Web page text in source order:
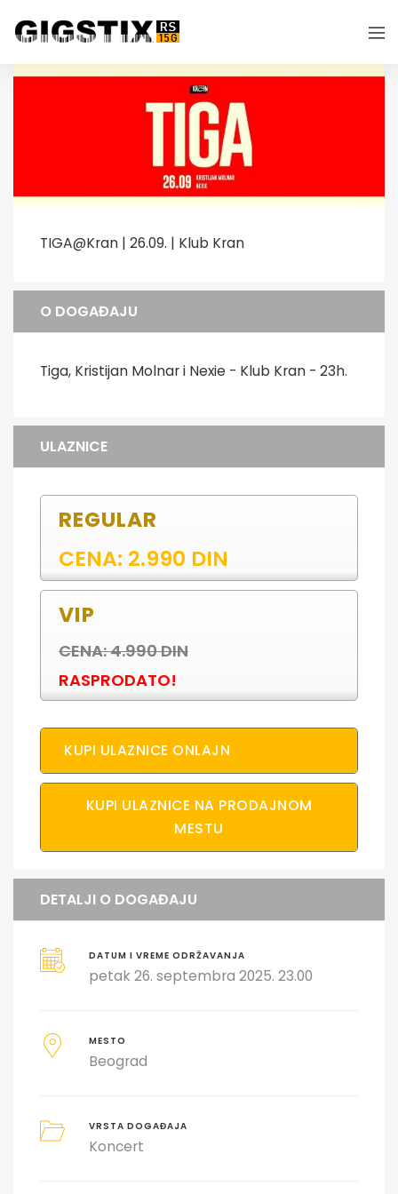
TIGA@Kran | 26.09. | Klub Kran
O DOGAĐAJU
Tiga, Kristijan Molnar i Nexie - Klub Kran - 23h.
ULAZNICE
REGULAR
CENA: 2.990 DIN
VIP
CENA: 4.990 DIN
RASPRODATO!
KUPI ULAZNICE ONLAJN
KUPI ULAZNICE NA PRODAJNOM
MESTU
DETALJI O DOGAĐAJU
DATUM I VREME ODRŽAVANJA
petak 26. septembra 2025. 23.00
MESTO
Beograd
VRSTA DOGAĐAJA
Koncert